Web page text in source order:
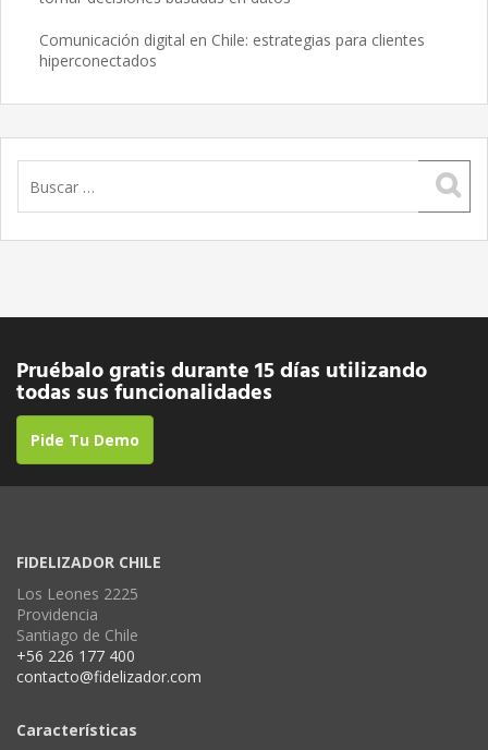
Comunicación digital en Chile: estrategias para clientes
hiperconectados
Pruébalo gratis durante 15 días utilizando
todas sus funcionalidades
Pide Tu Demo
FIDELIZADOR CHILE
Los Leones 2225
Providencia
Santiago de Chile
+56 226 177 400
contacto@fidelizador.com
Características